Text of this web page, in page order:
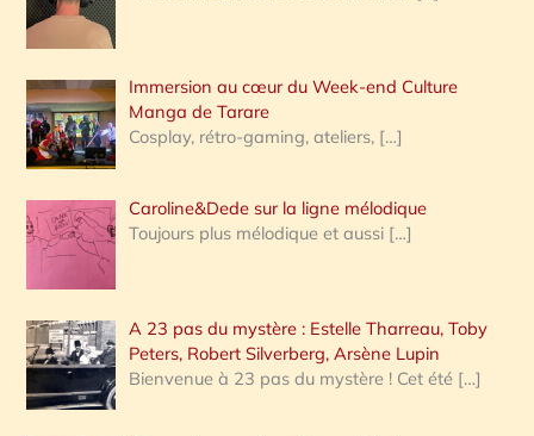
:
Immersion au cœur du Week-end Culture
Manga de Tarare
Cosplay, rétro-gaming, ateliers, […]
Caroline&Dede sur la ligne mélodique
Toujours plus mélodique et aussi […]
A 23 pas du mystère : Estelle Tharreau, Toby
Peters, Robert Silverberg, Arsène Lupin
Bienvenue à 23 pas du mystère ! Cet été […]